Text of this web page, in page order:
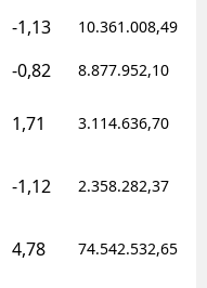
-1,13 10.361.008,49
-0,82 8.877.952,10
1,71 3.114.636,70
-1,12 2.358.282,37
4,78 74.542.532,65